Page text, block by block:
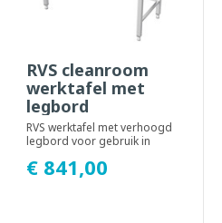
RVS cleanroom
werktafel met
legbord
RVS werktafel met verhoogd
legbord voor gebruik in
gecontroleerde omg...
€ 841,00